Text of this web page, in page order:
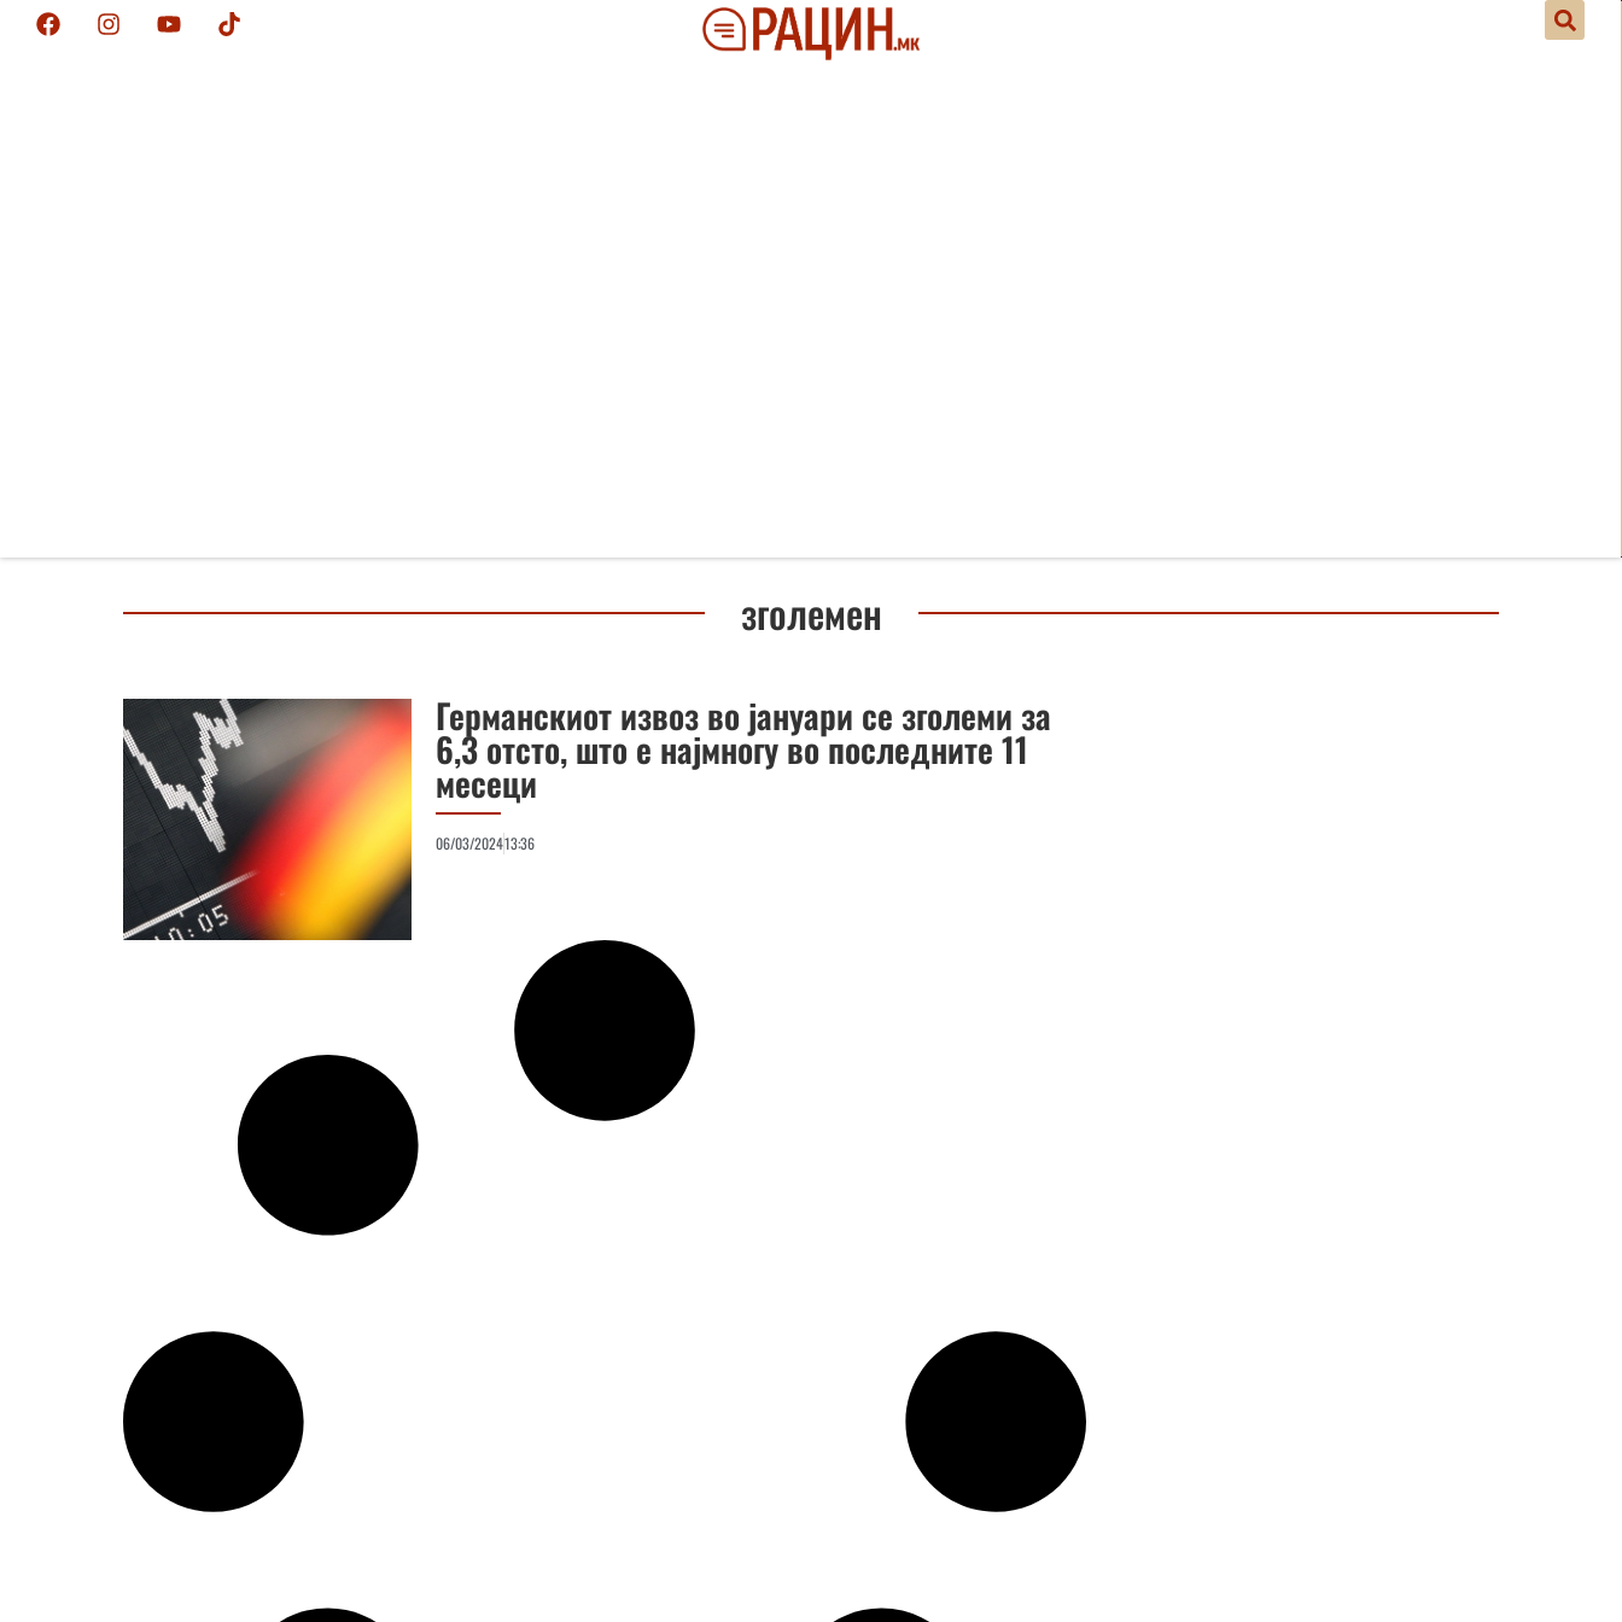
зголемен
Германскиот извоз во јануари се зголеми за
6,3 отсто, што е најмногу во последните 11
месеци
06/03/202413:36